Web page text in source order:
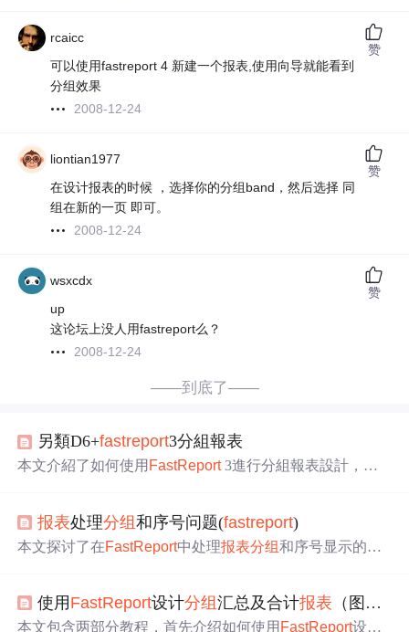
rcaicc
可以使用fastreport 4 新建一个报表,使用向导就能看到
分组效果
2008-12-24
赞
liontian1977
在设计报表的时候 ，选择你的分组band，然后选择 同
组在新的一页 即可。
2008-12-24
赞
wsxcdx
up
这论坛上没人用fastreport么？
2008-12-24
赞
——到底了——
另類D6+fastreport3分組報表
本文介紹了如何使用 FastReport3進行分組報表設計，特
體頁碼的同時呈現。
报表处理分组和序号问题(fastreport)
本文探讨了在FastReport中处理报表分组和序号显示的问
二、），以及如何确保每个固定资产类型的序号从1开始。
解决方案涉及在MasterData中添加Edit Text Tool，并在报表
使用 FastReport设计分组汇总及合计报表 （图文）
本文包含两部分教程，首先介绍如何使用 FastReport设计